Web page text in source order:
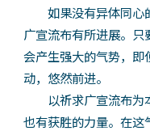
如果没有异体同心
广宣流布有所进展。
会产生强大的气势，
动，悠然前进。
以祈求广宣流布为本
也有获胜的力量。在